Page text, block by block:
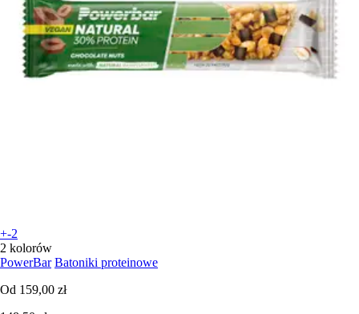
+-2
2 kolorów
PowerBar Batoniki proteinowe
Od 159,00 zł